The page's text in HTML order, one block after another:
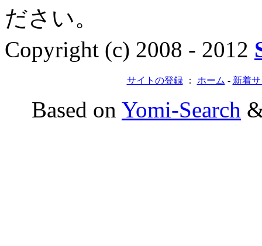
ださい。
Copyright (c) 2008 - 2012
サイトの登録： ホーム - 新着
Based on Yomi-Search